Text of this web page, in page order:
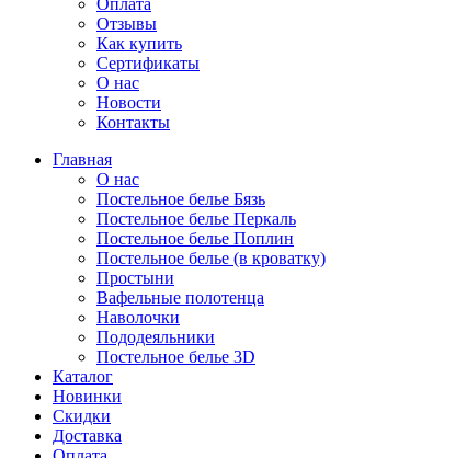
Оплата
Отзывы
Как купить
Сертификаты
О нас
Новости
Контакты
Главная
О нас
Постельное белье Бязь
Постельное белье Перкаль
Постельное белье Поплин
Постельное белье (в кроватку)
Простыни
Вафельные полотенца
Наволочки
Пододеяльники
Постельное белье 3D
Каталог
Новинки
Скидки
Доставка